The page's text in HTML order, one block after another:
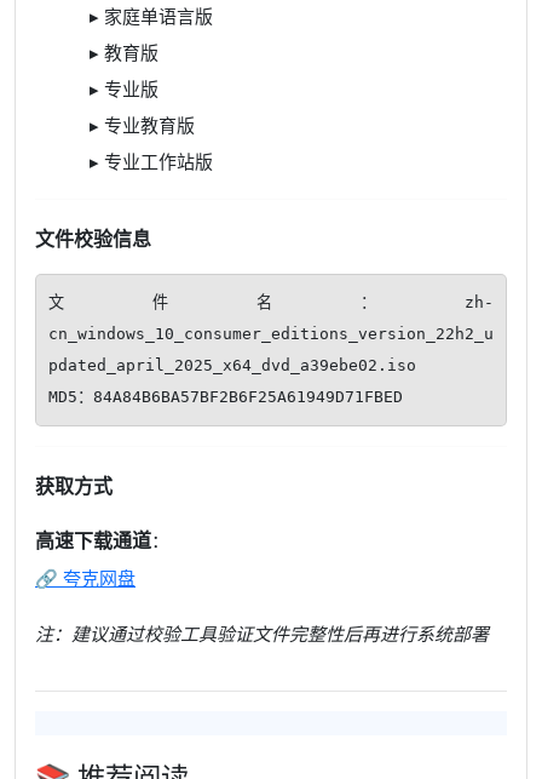
▸ 家庭单语言版
▸ 教育版
▸ 专业版
▸ 专业教育版
▸ 专业工作站版
文件校验信息
文件名：zh-
cn_windows_10_consumer_editions_version_22h2_u
pdated_april_2025_x64_dvd_a39ebe02.iso
MD5：84A84B6BA57BF2B6F25A61949D71FBED
获取方式
高速下载通道：
🔗 夸克网盘
注：建议通过校验工具验证文件完整性后再进行系统部署